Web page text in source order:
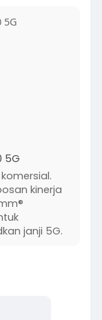
5G
kinerja
janji 5G.